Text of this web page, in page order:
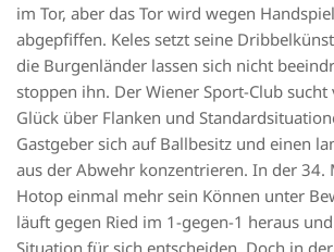
im Tor, aber das Tor wird wegen
abgepfiffen. Keles setzt seine
die Burgenländer lassen sich nicht
stoppen ihn. Der Wiener Sport-Club
Glück über Flanken und
Gastgeber sich auf Ballbesitz und einen
aus der Abwehr konzentrieren. In der 34.
Hotop einmal mehr sein Können unter
läuft gegen Ried im 1-gegen-1 heraus
Situation für sich entscheiden. Doch in